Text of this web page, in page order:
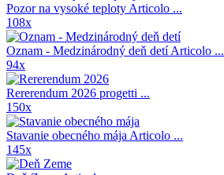
Pozor na vysoké teploty Articolo ...
108x
Oznam - Medzinárodný deň detíArticolo ...
94x
Rererendum 2026 progetti ...
150x
Stavanie obecného mája Articolo ...
145x